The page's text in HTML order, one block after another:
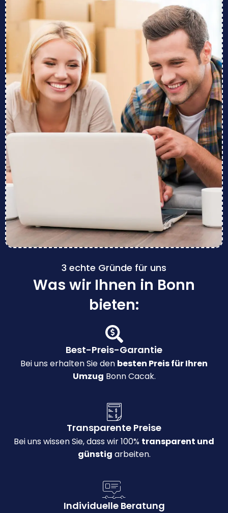
3 echte Gründe für uns
Was wir Ihnen in Bonn
bieten:
Best-Preis-Garantie
Bei uns erhalten Sie den besten Preis für Ihren
Umzug Bonn Cacak.
Transparente Preise
Bei uns wissen Sie, dass wir 100% transparent und
günstig arbeiten.
Individuelle Beratung